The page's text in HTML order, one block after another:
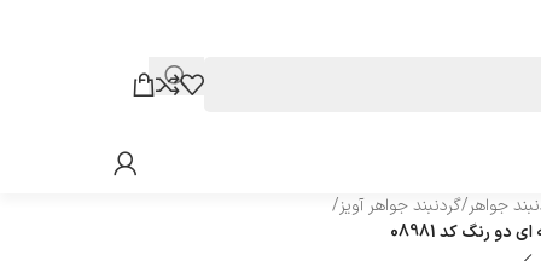
جواهر/گردنبند جواهر آویز/
دو رنگ کد 08981